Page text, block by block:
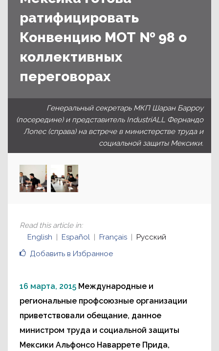
ратифицировать
Конвенцию МОТ № 98 о
коллективных
переговорах
Генеральный секретарь МКП Шаран Барроу
(посередине) и представитель IndustriALL Фернандо
Лопес (справа) на встрече в министерстве труда и
социальной защиты Мексики.
Добавить в Избранное
Read this article in:
English
Español Français Русский
16 марта, 2015 Международные и
региональные профсоюзные организации
приветствовали обещание, данное
министром труда и социальной защиты
Мексики Альфонсо Наваррете Прида,